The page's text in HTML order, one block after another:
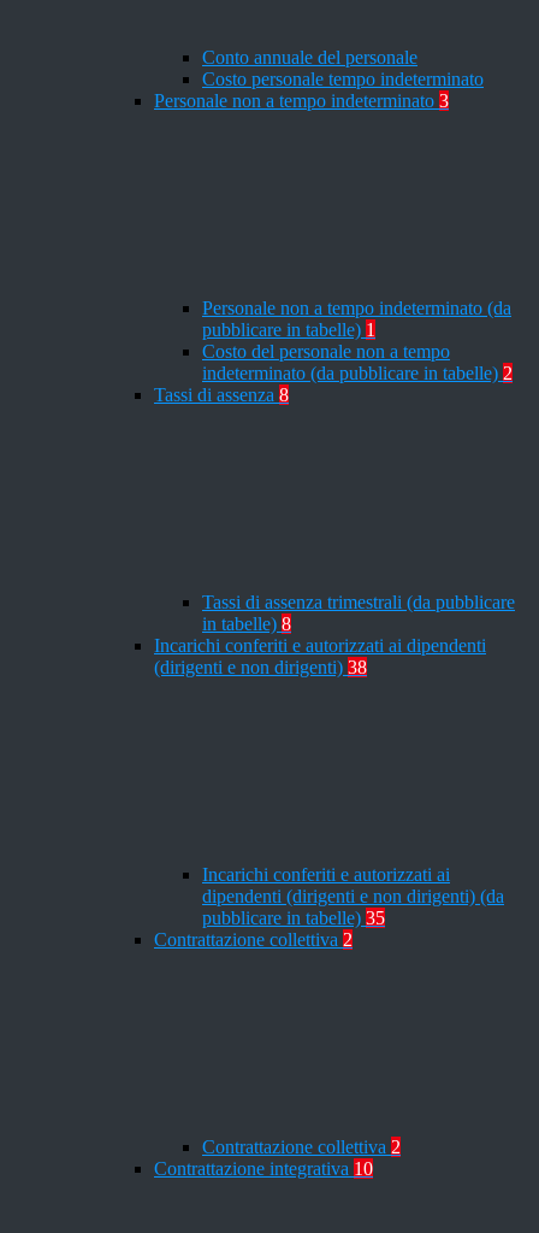
Conto annuale del personale
Costo personale tempo indeterminato
Personale non a tempo indeterminato 3
Personale non a tempo indeterminato (da
pubblicare in tabelle) 1
Costo del personale non a tempo
indeterminato (da pubblicare in tabelle) 2
Tassi di assenza 8
Tassi di assenza trimestrali (da pubblicare
in tabelle) 8
Incarichi conferiti e autorizzati ai dipendenti
(dirigenti e non dirigenti) 38
Incarichi conferiti e autorizzati ai
dipendenti (dirigenti e non dirigenti) (da
pubblicare in tabelle) 35
Contrattazione collettiva 2
Contrattazione collettiva 2
Contrattazione integrativa 10